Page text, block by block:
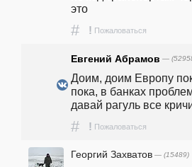
это
# ! Пожаловаться
Евгений Абрамов —
Доим, доим Европу
пока, в банках
давай рагуль все
# ! Пожаловаться
Георгий Захватов — (15489)